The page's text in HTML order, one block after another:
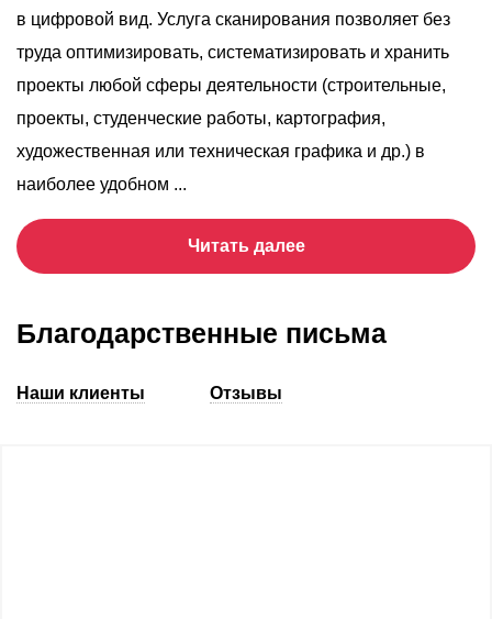
в цифровой вид. Услуга сканирования позволяет без
труда оптимизировать, систематизировать и хранить
проекты любой сферы деятельности (строительные,
проекты, студенческие работы, картография,
художественная или техническая графика и др.) в
наиболее удобном ...
Читать далее
Благодарственные письма
Наши клиенты Отзывы